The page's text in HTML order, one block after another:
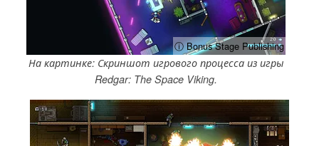
ⓘ Bonus Stage Publishing
На картинке: Скриншот игрового процесса из игры
Redgar: The Space Viking.